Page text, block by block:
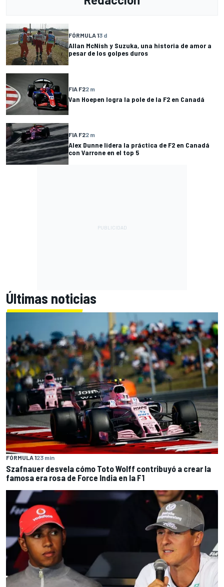
FÓRMULA 13 d
Allan McNish y Suzuka, una historia de amor a
pesar de los golpes duros
FIA F22 m
Van Hoepen logra la pole de la F2 en Canadá
FIA F22 m
Alex Dunne lidera la práctica de F2 en Canadá
con Varrone en el top 5
Últimas noticias
FÓRMULA 123 min
Szafnauer desvela cómo Toto Wolff contribuyó a crear la
famosa era rosa de Force India en la F1